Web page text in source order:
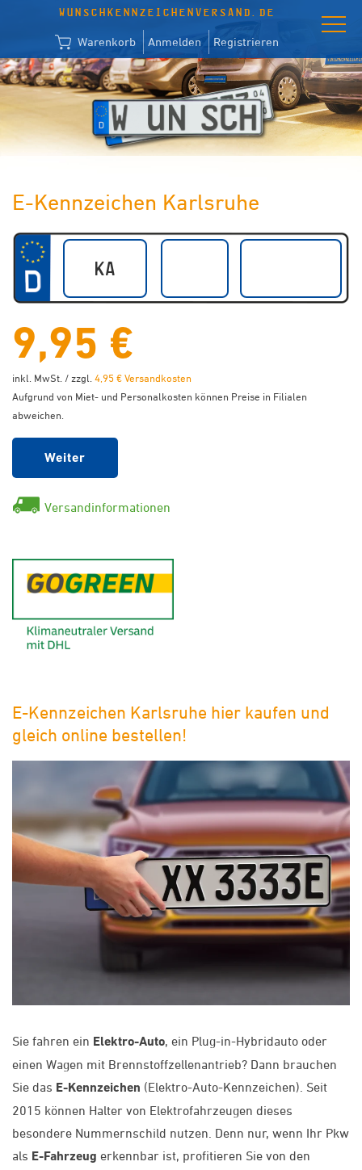
WUNSCHKENNZEICHENVERSAND.DE
Warenkorb Anmelden Registrieren
E-Kennzeichen Karlsruhe
9,95 €
inkl. MwSt. / zzgl. 4,95 € Versandkosten
Aufgrund von Miet- und Personalkosten können Preise in Filialen
abweichen.
Weiter
Versandinformationen
E-Kennzeichen Karlsruhe hier kaufen und
gleich online bestellen!
Sie fahren ein Elektro-Auto, ein Plug-in-Hybridauto oder
einen Wagen mit Brennstoffzellenantrieb? Dann brauchen
Sie das E-Kennzeichen (Elektro-Auto-Kennzeichen). Seit
2015 können Halter von Elektrofahrzeugen dieses
besondere Nummernschild nutzen. Denn nur, wenn Ihr Pkw
als E-Fahrzeug erkennbar ist, profitieren Sie von den